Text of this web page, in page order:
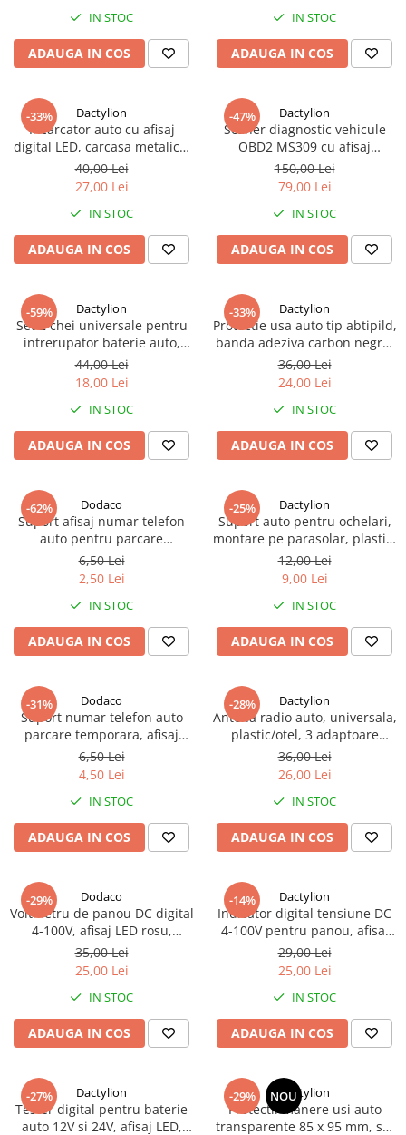
IN STOC
ADAUGA IN COS
IN STOC
ADAUGA IN COS
-33% Dactylion
Incarcator auto cu afisaj
digital LED, carcasa metalica,
incarcare rapida PD si QC 3.0,
dublu USB, putere pana la 6A,
negru
40,00 Lei
27,00 Lei
IN STOC
ADAUGA IN COS
-47% Dactylion
Scaner diagnostic vehicule
OBD2 MS309 cu afisaj
110,3x69,5x20,2mm, Rosu,
putere 8-12v
150,00 Lei
79,00 Lei
IN STOC
ADAUGA IN COS
-59% Dactylion
Set 2 chei universale pentru
intrerupator baterie auto,
plastic rosu, compatibile
comutator deconectare
acumulator
44,00 Lei
18,00 Lei
IN STOC
ADAUGA IN COS
-33% Dactylion
Protectie usa auto tip abtipild,
banda adeziva carbon negru,
set 4 buc, anti-zgarieturi prag
portiera, universal
36,00 Lei
24,00 Lei
IN STOC
ADAUGA IN COS
-62% Dodaco
Suport afisaj numar telefon
auto pentru parcare
temporara, magnetic,
ascundere rapida, fixare 3M,
negru, 13 cm
6,50 Lei
2,50 Lei
IN STOC
ADAUGA IN COS
-25% Dactylion
Suport auto pentru ochelari,
montare pe parasolar, plastic,
prindere cu clema, 2.9 x 7.5 x
2.5 cm, negru
12,00 Lei
9,00 Lei
IN STOC
ADAUGA IN COS
-31% Dodaco
Suport numar telefon auto
parcare temporara, afisaj
retractabil, placute
magnetice, ABS, negru
6,50 Lei
4,50 Lei
IN STOC
ADAUGA IN COS
-28% Dactylion
Antena radio auto, universala,
plastic/otel, 3 adaptoare
incluse, lungime 9 cm, negru
36,00 Lei
26,00 Lei
IN STOC
ADAUGA IN COS
-29% Dodaco
Voltmetru de panou DC digital
4-100V, afisaj LED rosu,
montaj incastrat, indicator
tensiune pentru baterii, surse
si instalatii electrice, 33.8 mm
35,00 Lei
25,00 Lei
IN STOC
ADAUGA IN COS
-14% Dactylion
Indicator digital tensiune DC
4-100V pentru panou, afisaj
LED rosu, voltmetru rotund cu
montaj incastrat, doua fire,
diametru 33.8 mm
29,00 Lei
25,00 Lei
IN STOC
ADAUGA IN COS
-27% Dactylion
Tester digital pentru baterie
auto 12V si 24V, afisaj LED,
-29% NOU
Dactylion
Protectii manere usi auto
transparente 85 x 95 mm, set